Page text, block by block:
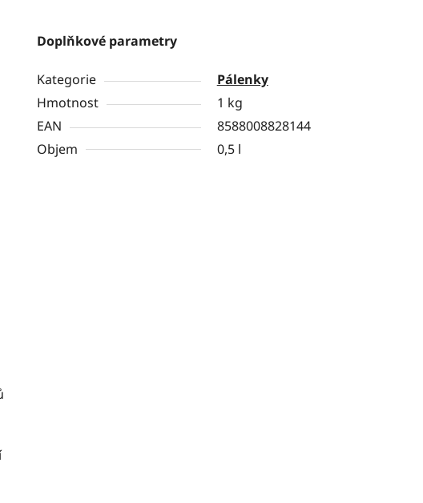
Doplňkové parametry
Kategorie
Pálenky
Hmotnost
1 kg
EAN
8588008828144
Objem
0,5 l